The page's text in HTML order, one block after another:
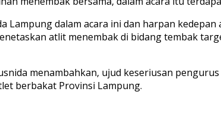
Lampung dalam acara ini dan harpan
atlit menembak di bidang tembak
menambahkan, ujud keseriusan
berbakat Provinsi Lampung.